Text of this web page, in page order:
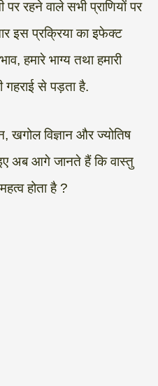
रहने वाले सभी प्राणियों पर
इस प्रक्रिया का इफेक्ट
हमारे भाग्य तथा हमारी
गहराई से पड़ता है.
खगोल विज्ञान और ज्योतिष
अब आगे जानते हैं कि वास्तु
होता है ?